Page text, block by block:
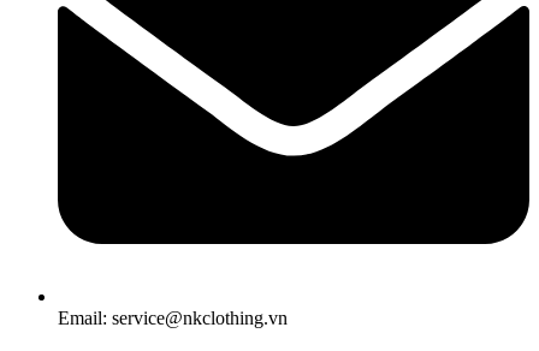
Email: service@nkclothing.vn